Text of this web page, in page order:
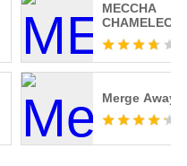
MECCHA
CHAMELEON
Merge Away!